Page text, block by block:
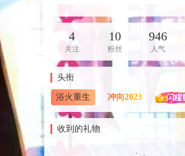
4
关注
10
粉丝
946
人气
头衔
浴火重生
收到的礼物